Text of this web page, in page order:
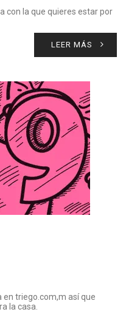
con la que quieres estar por
LEER MÁS
triego.com,m así que
la casa.